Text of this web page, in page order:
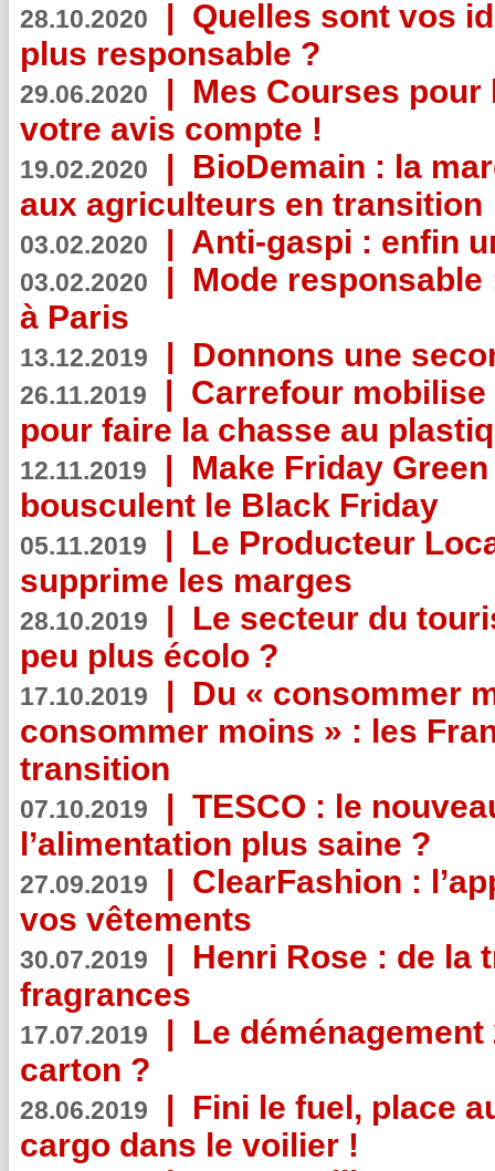
28.10.2020 | Quelles sont vos
plus responsable ?
29.06.2020 | Mes Courses pour
votre avis compte !
19.02.2020 | BioDemain : la
aux agriculteurs en transition
03.02.2020 | Anti-gaspi : enfin
03.02.2020 | Mode
à Paris
13.12.2019 | Donnons une
26.11.2019 | Carrefour
pour faire la chasse au
12.11.2019 | Make Friday
bousculent le Black Friday
05.11.2019 | Le Producteur
supprime les marges
28.10.2019 | Le secteur du
peu plus écolo ?
17.10.2019 | Du « consommer
consommer moins » : les
transition
07.10.2019 | TESCO : le
l’alimentation plus saine ?
27.09.2019 | ClearFashion :
vos vêtements
30.07.2019 | Henri Rose : de la
fragrances
17.07.2019 | Le
carton ?
28.06.2019 | Fini le fuel, place
cargo dans le voilier !